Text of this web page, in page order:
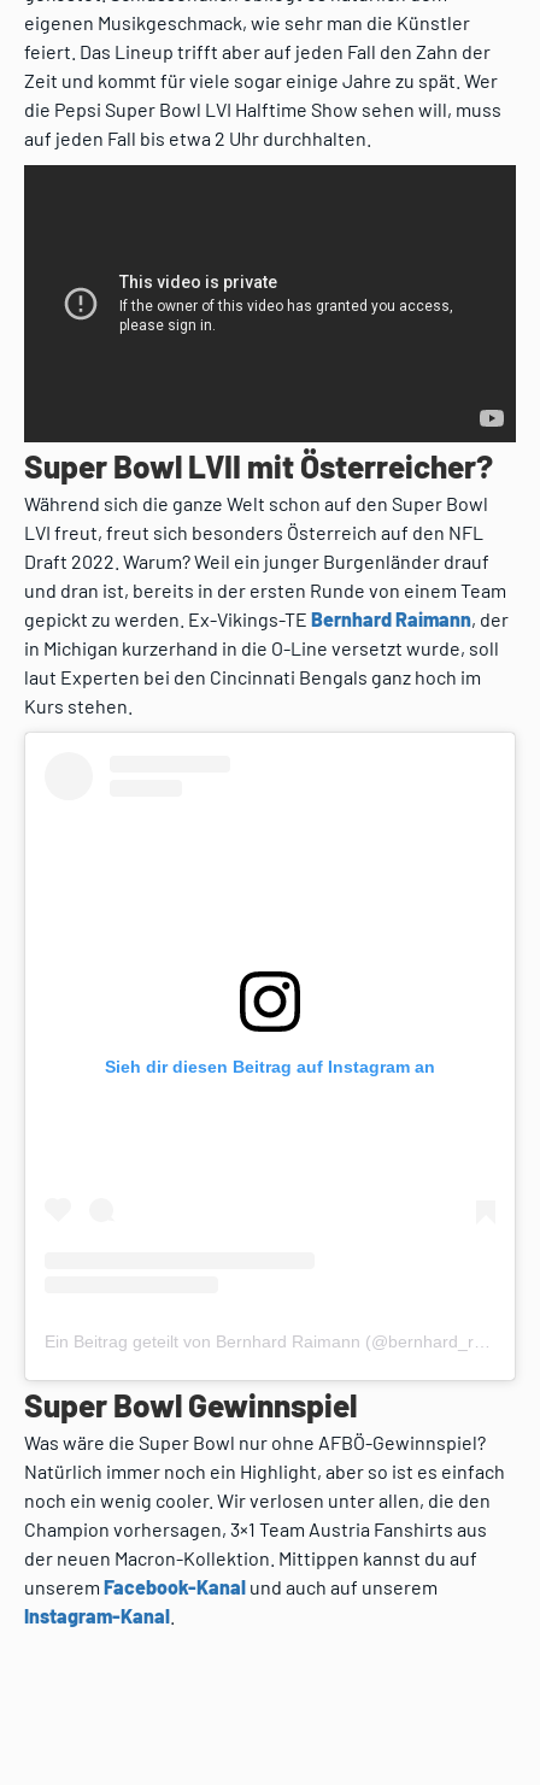
eigenen Musikgeschmack, wie sehr man die Künstler
feiert. Das Lineup trifft aber auf jeden Fall den Zahn der
Zeit und kommt für viele sogar einige Jahre zu spät. Wer
die Pepsi Super Bowl LVI Halftime Show sehen will, muss
auf jeden Fall bis etwa 2 Uhr durchhalten.
Super Bowl LVII mit Österreicher?
Während sich die ganze Welt schon auf den Super Bowl
LVI freut, freut sich besonders Österreich auf den NFL
Draft 2022. Warum? Weil ein junger Burgenländer drauf
und dran ist, bereits in der ersten Runde von einem Team
gepickt zu werden. Ex-Vikings-TE Bernhard Raimann, der
in Michigan kurzerhand in die O-Line versetzt wurde, soll
laut Experten bei den Cincinnati Bengals ganz hoch im
Kurs stehen.
Sieh dir diesen Beitrag auf Instagram an
Super Bowl Gewinnspiel
Was wäre die Super Bowl nur ohne AFBÖ-Gewinnspiel?
Natürlich immer noch ein Highlight, aber so ist es einfach
noch ein wenig cooler. Wir verlosen unter allen, die den
Champion vorhersagen, 3×1 Team Austria Fanshirts aus
der neuen Macron-Kollektion. Mittippen kannst du auf
unserem Facebook-Kanal und auch auf unserem
Instagram-Kanal